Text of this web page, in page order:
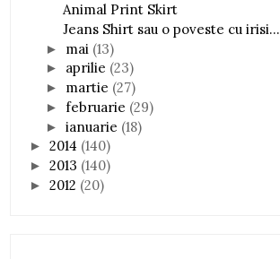
Animal Print Skirt
Jeans Shirt sau o poveste cu irisi...
► mai (13)
► aprilie (23)
► martie (27)
►februarie (29)
►ianuarie (18)
►2014 (140)
►2013 (140)
►2012 (20)